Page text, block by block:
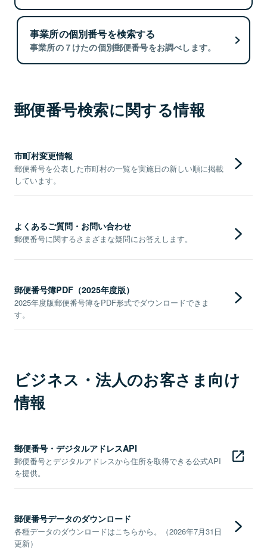
事業所の個別番号を検索する
事業所の７けたの個別郵便番号をお調べします。
郵便番号検索に関する情報
市町村変更情報
郵便番号を公表した市町村の一覧を実施日の新しい順に掲載
しています。
よくあるご質問・お問い合わせ
郵便番号に関するさまざまな疑問にお答えします。
郵便番号簿PDF（2025年度版）
2025年度版郵便番号簿をPDF形式でダウンロードできま
す。
ビジネス・法人のお客さま向け
情報
郵便番号・デジタルアドレスAPI
郵便番号とデジタルアドレスから住所を取得できる公式API
を提供。
郵便番号データのダウンロード
各種データのダウンロードはこちらから。（2026年7月31日
更新）